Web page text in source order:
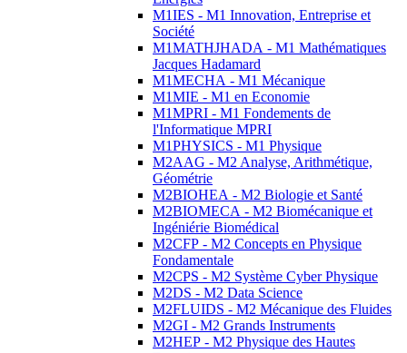
M1IES - M1 Innovation, Entreprise et
Société
M1MATHJHADA - M1 Mathématiques
Jacques Hadamard
M1MECHA - M1 Mécanique
M1MIE - M1 en Economie
M1MPRI - M1 Fondements de
l'Informatique MPRI
M1PHYSICS - M1 Physique
M2AAG - M2 Analyse, Arithmétique,
Géométrie
M2BIOHEA - M2 Biologie et Santé
M2BIOMECA - M2 Biomécanique et
Ingéniérie Biomédical
M2CFP - M2 Concepts en Physique
Fondamentale
M2CPS - M2 Système Cyber Physique
M2DS - M2 Data Science
M2FLUIDS - M2 Mécanique des Fluides
M2GI - M2 Grands Instruments
M2HEP - M2 Physique des Hautes